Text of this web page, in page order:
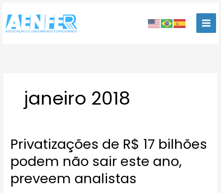
para
conteúdo
janeiro 2018
Privatizações de R$ 17 bilhões
podem não sair este ano,
preveem analistas
Privatizações
de
R$
17
bilhões